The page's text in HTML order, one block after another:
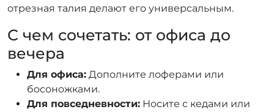
отрезная талия делают его универсальным.
С чем сочетать: от офиса до
вечера
Для офиса: Дополните лоферами или
босоножками.
Для повседневности: Носите с кедами или